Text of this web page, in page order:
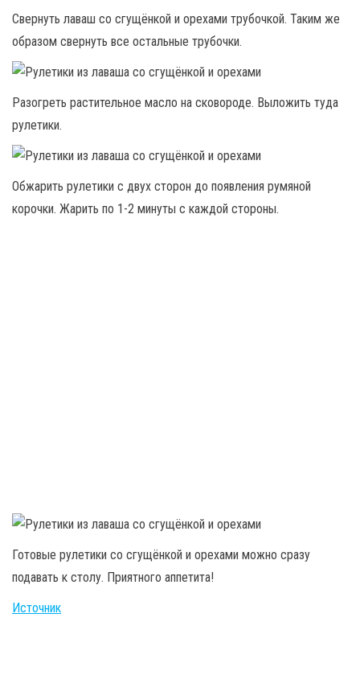
Свернуть лаваш со сгущёнкой и орехами трубочкой. Таким же
образом свернуть все остальные трубочки.
Разогреть растительное масло на сковороде. Выложить туда
рулетики.
Обжарить рулетики с двух сторон до появления румяной
корочки. Жарить по 1-2 минуты с каждой стороны.
Готовые рулетики со сгущёнкой и орехами можно сразу
подавать к столу. Приятного аппетита!
Источник